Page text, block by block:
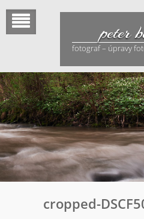
content
peter
fotograf – úpravy
cropped-